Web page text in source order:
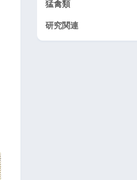
猛禽類
研究関連